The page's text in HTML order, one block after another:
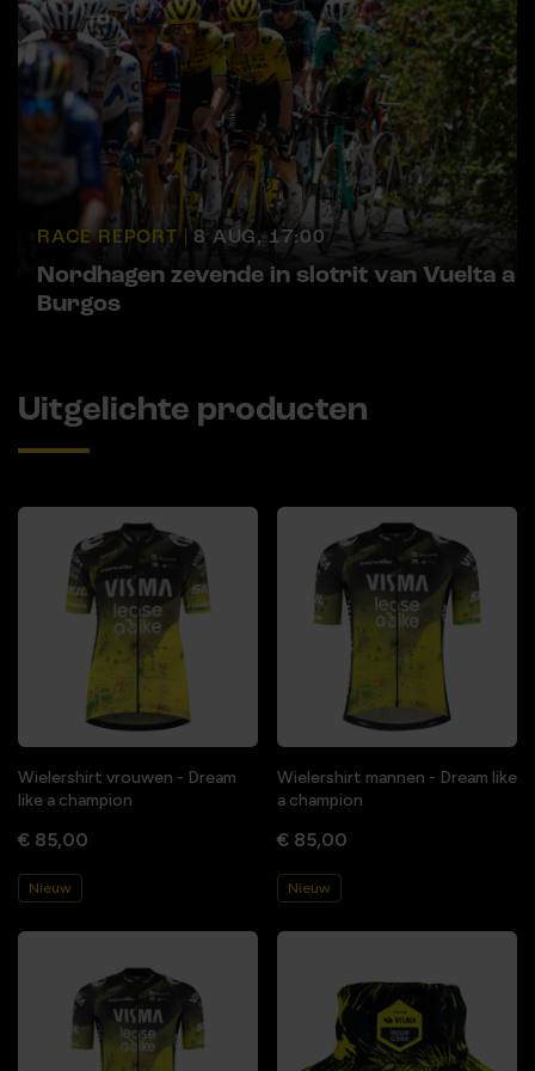
RACE REPORT | 8 AUG, 17:00
Nordhagen zevende in slotrit van Vuelta a
Burgos
Uitgelichte producten
Wielershirt vrouwen - Dream
like a champion
€ 85,00
Nieuw
Wielershirt mannen - Dream like
a champion
€ 85,00
Nieuw